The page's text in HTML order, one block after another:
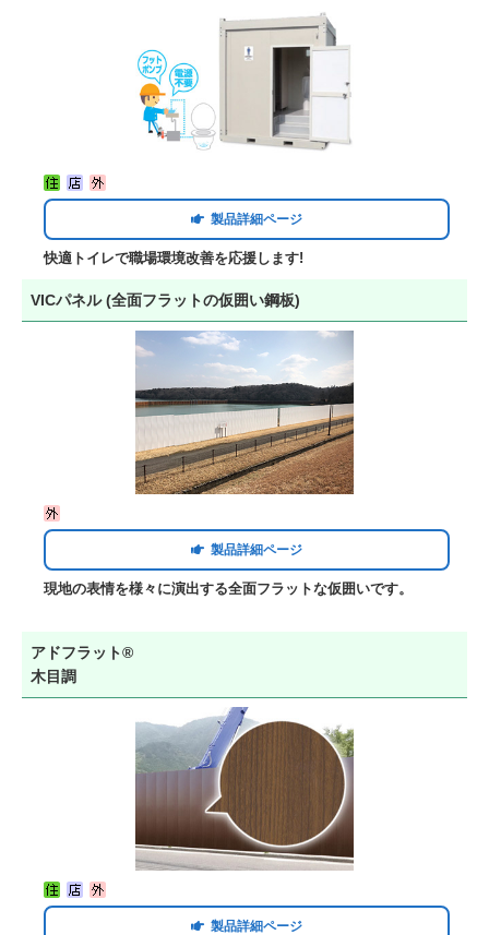
製品詳細ページ
快適トイレで職場環境改善を応援します!
VICパネル (全面フラットの仮囲い鋼板)
製品詳細ページ
現地の表情を様々に演出する全面フラットな仮囲いです。
アドフラット®
木目調
製品詳細ページ